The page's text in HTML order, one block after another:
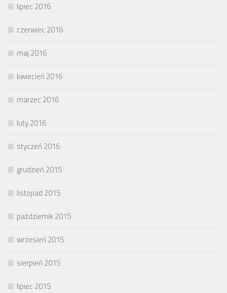
lipiec 2016
czerwiec 2016
maj 2016
kwiecień 2016
marzec 2016
luty 2016
styczeń 2016
grudzień 2015
listopad 2015
październik 2015
wrzesień 2015
sierpień 2015
lipiec 2015